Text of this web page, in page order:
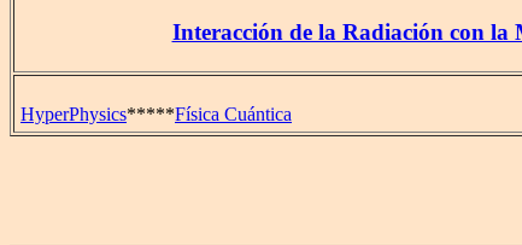
Interacción de la Radiación con la
HyperPhysics*****Física Cuántica